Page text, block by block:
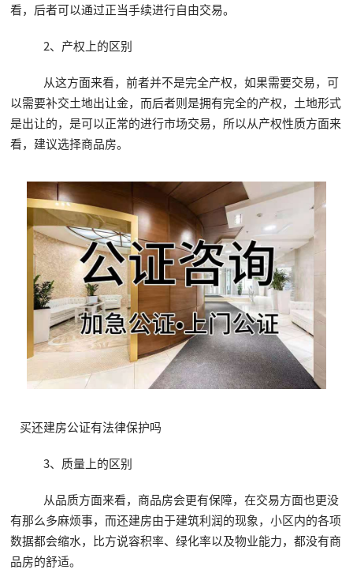
看，后者可以通过正当手续进行自由交易。
2、产权上的区别
从这方面来看，前者并不是完全产权，如果需要交易，可
以需要补交土地出让金，而后者则是拥有完全的产权，土地形式
是出让的，是可以正常的进行市场交易，所以从产权性质方面来
看，建议选择商品房。
买还建房公证有法律保护吗
3、质量上的区别
从品质方面来看，商品房会更有保障，在交易方面也更没
有那么多麻烦事，而还建房由于建筑利润的现象，小区内的各项
数据都会缩水，比方说容积率、绿化率以及物业能力，都没有商
品房的舒适。